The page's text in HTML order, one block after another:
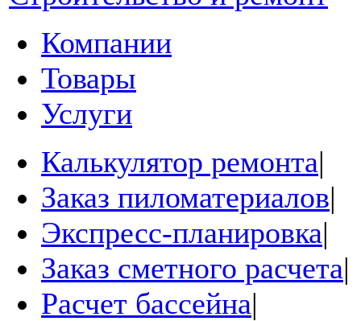
Компании
Товары
Услуги
Калькулятор ремонта|
Заказ пиломатериалов|
Экспресс-планировка|
Заказ сметного расчета|
Расчет бассейна|